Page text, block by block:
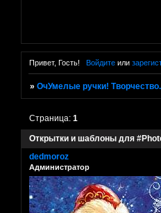
Привет, Гость! Войдитеили
»ОчУмелые ручки!
Открытки и шаблоны для
Страница:1
dedmoroz
Администратор